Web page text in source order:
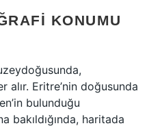
KONUMU
alır. Eritre’nin doğusunda
bulunduğu
bakıldığında, haritada